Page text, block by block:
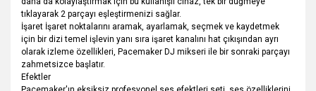
tıklayarak 2 parçayı eşleştirmenizi sağlar.
İşaret İşaret noktalarını aramak, ayarlamak, seçmek ve kaydetmek
için bir dizi temel işlevin yanı sıra işaret kanalını hat çıkışından ayrı
olarak izleme özellikleri, Pacemaker DJ mikseri ile bir sonraki parçayı
zahmetsizce başlatır.
Efektler